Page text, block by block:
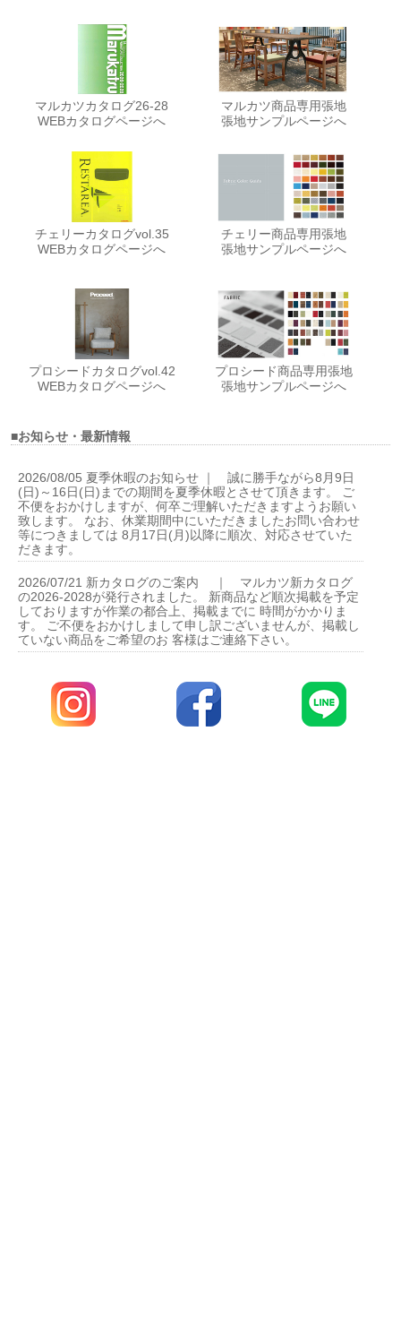
マルカツカタログ26-28
WEBカタログページへ
マルカツ商品専用張地
張地サンプルページへ
チェリーカタログvol.35
WEBカタログページへ
チェリー商品専用張地
張地サンプルページへ
プロシードカタログvol.42
WEBカタログページへ
プロシード商品専用張地
張地サンプルページへ
■お知らせ・最新情報